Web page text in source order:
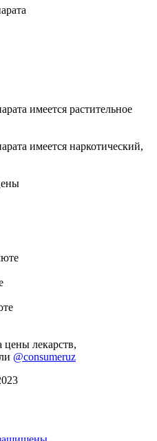
имеется растительное
имеется наркотический,
лекарств,
@consumeruz